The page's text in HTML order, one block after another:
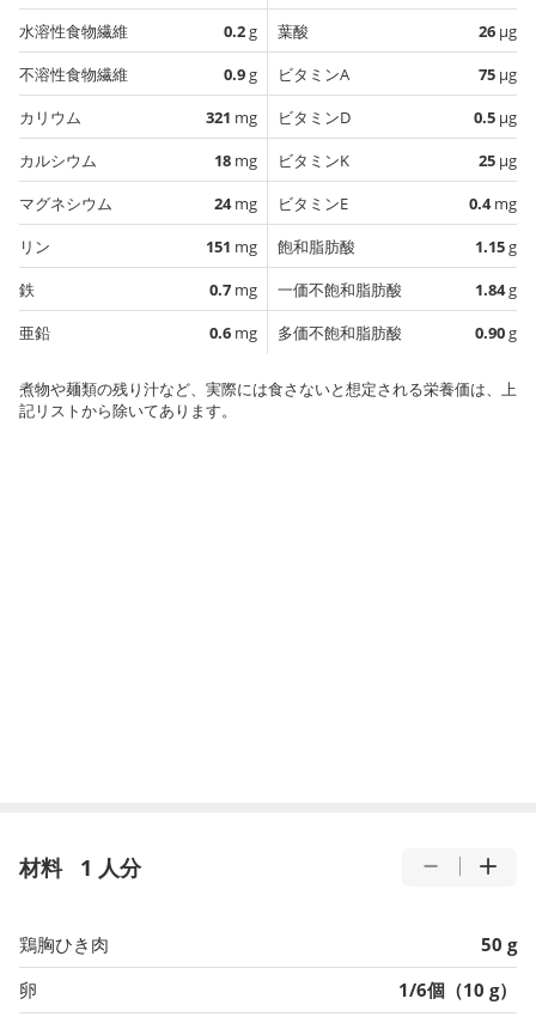
水溶性食物繊維
0.2g
不溶性食物繊維
0.9g
カリウム
321 mg
カルシウム
18 mg
マグネシウム
24mg
リン
151 mg
鉄
0.7 mg
亜鉛
0.6 mg
葉酸
26 µg
ビタミンA
75 µg
ビタミンD
0.5 µg
ビタミンK
25 µg
ビタミンE
0.4mg
飽和脂肪酸
1.15g
一価不飽和脂肪酸
1.84g
多価不飽和脂肪酸
0.90g
煮物や麺類の残り汁など、実際には食さないと想定される栄養価は、上
記リストから除いてあります。
材料 1 人分
鶏胸ひき肉
50 g
卵
1/6個（10 g）